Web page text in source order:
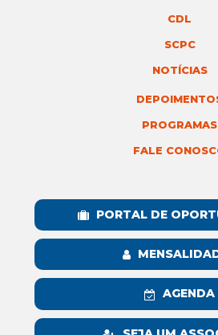
CDL
SCPC
NOTÍCIAS
PROGRAMAS
FALE
PORTAL DE
AGENDA